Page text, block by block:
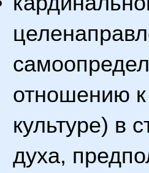
отношению
культуре) в
духа,